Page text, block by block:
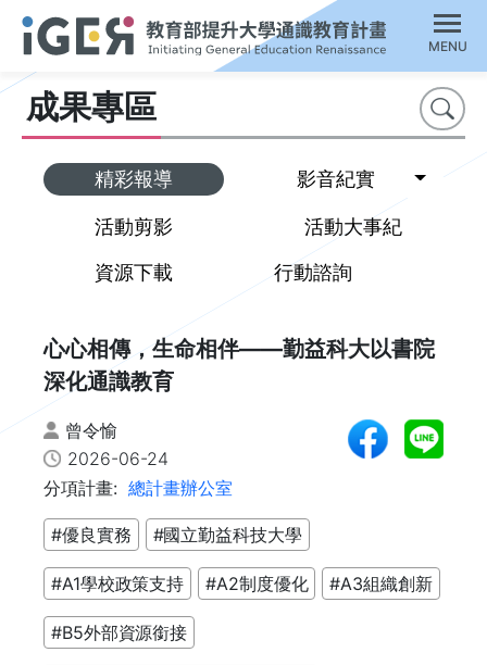
MENU
成果專區 搜尋
精彩報導 影音紀實
活動剪影
活動大事紀
資源下載
行動諮詢
心心相傳，生命相伴——勤益科大以書院
深化通識教育
曾令愉
2026-06-24
分項計畫: 總計畫辦公室
#優良實務 #國立勤益科技大學
#A1學校政策支持 #A2制度優化 #A3組織創新
#B5外部資源銜接